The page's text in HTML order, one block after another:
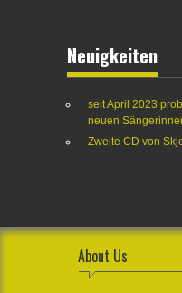
Neuigkeiten
seit April 2023
neuen
Zweite CD von
About Us